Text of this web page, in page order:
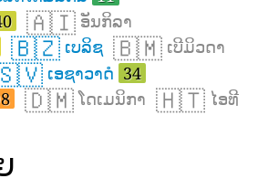
🇦🇮 ອັນກິລາ
🇧🇿 ເບລິຊ 🇧🇲 ເບີມິວດາ
ເອຊາວາດໍ 34
🇩🇲ໂດເມນິກາ 🇭🇹 ໄອທີ